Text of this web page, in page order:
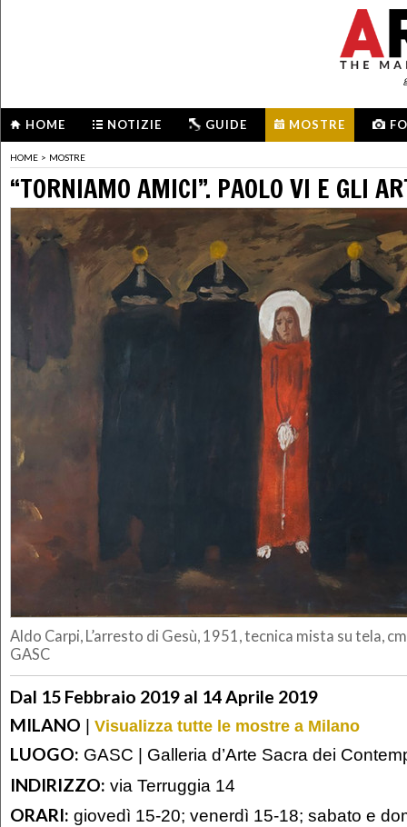
HOME NOTIZIE GUIDE MOSTRE
HOME > MOSTRE
“TORNIAMO AMICI”. PAOLO VI E GLI
Aldo Carpi, L’arresto di Gesù, 1951, tecnica mista su tela,
GASC
Dal 15 Febbraio 2019 al 14 Aprile 2019
MILANO | Visualizza tutte le mostre a Milano
LUOGO: GASC | Galleria d’Arte Sacra dei
INDIRIZZO: via Terruggia 14
ORARI: giovedì 15-20; venerdì 15-18; sabato e